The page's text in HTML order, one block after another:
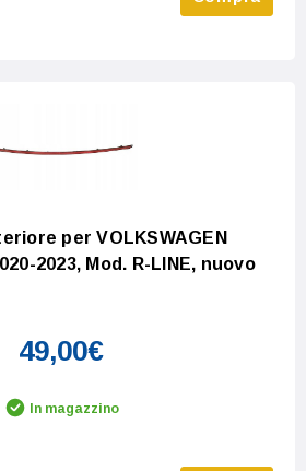
Quantity:
per VOLKSWAGEN
2023, Mod. R-LINE, nuovo
49,00€
In magazzino